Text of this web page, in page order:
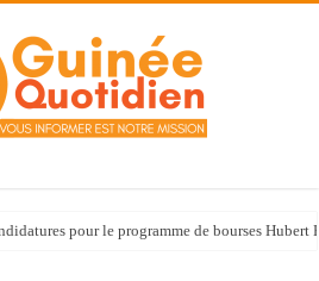
pour le programme de bourses